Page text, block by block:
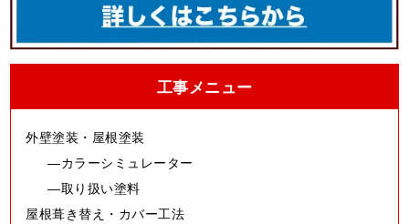
工事メニュー
外壁塗装・屋根塗装
カラーシミュレーター
取り扱い塗料
屋根葺き替え・カバー工法